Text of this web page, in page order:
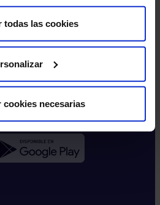
todas las cookies
cookies necesarias